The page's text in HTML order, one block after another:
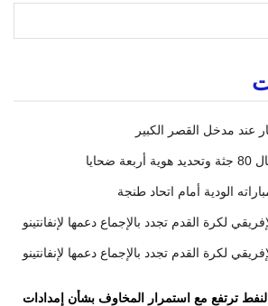
عند مدخل القصر الكبير
الودية أمام اتحاد طنجة
لكرة القدم تجدد بالإجماع دعمها لإنفانتينو
لكرة القدم تجدد بالإجماع دعمها لإنفانتينو
ترتفع مع استمرار المخاوف بشأن إمدادات